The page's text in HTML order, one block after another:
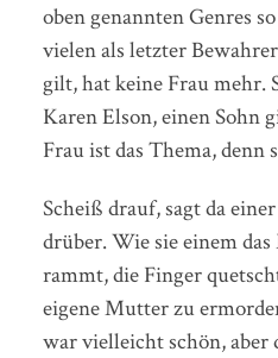
oben genannten Genres
vielen als letzter
gilt, hat keine Frau mehr.
Karen Elson, einen Sohn
Frau ist das Thema, denn
Scheiß drauf, sagt da
drüber. Wie sie einem
rammt, die Finger
eigene Mutter zu
war vielleicht schön,